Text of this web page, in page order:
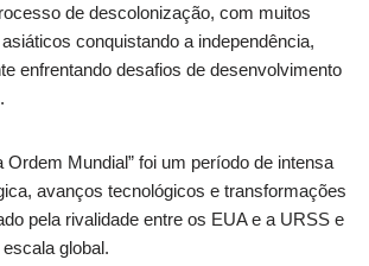
de descolonização, com muitos
conquistando a independência,
enfrentando desafios de desenvolvimento
Ordem Mundial” foi um período de intensa
avanços tecnológicos e transformações
pela rivalidade entre os EUA e a URSS e
global.